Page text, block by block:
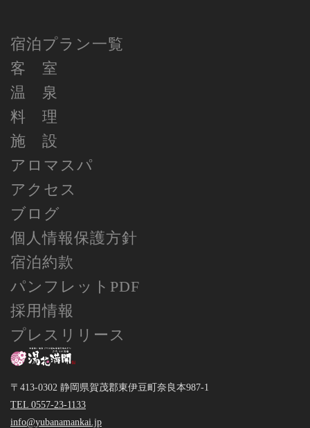
宿泊プラン一覧
客 室
温 泉
料 理
施 設
アロマスパ
アクセス
ブログ
個人情報保護方針
宿泊約款
パンフレットPDF
採用情報
プレスリリース
〒413-0302 静岡県賀茂郡東伊豆町奈良本987-1
TEL 0557-23-1133
info@yubanamankai.jp